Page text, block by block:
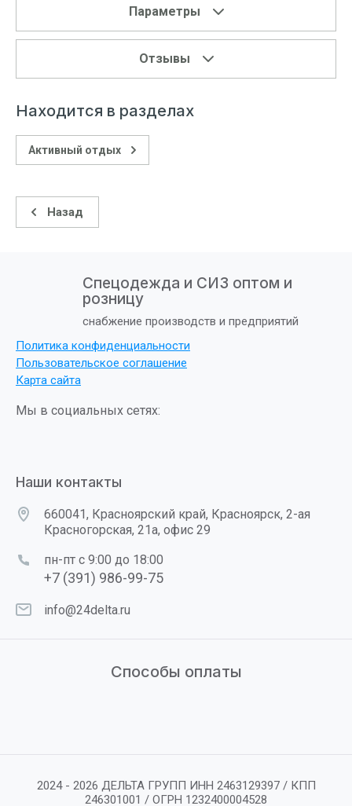
Параметры
Отзывы
Находится в разделах
Активный отдых
Назад
Спецодежда и СИЗ оптом и
розницу
снабжение производств и предприятий
Политика конфиденциальности
Пользовательское соглашение
Карта сайта
Мы в социальных сетях:
Наши контакты
660041, Красноярский край, Красноярск, 2-ая
Красногорская, 21а, офис 29
пн-пт с 9:00 до 18:00
+7 (391) 986-99-75
info@24delta.ru
Способы оплаты
2024 - 2026 ДЕЛЬТА ГРУПП ИНН 2463129397 / КПП
246301001 / ОГРН 1232400004528